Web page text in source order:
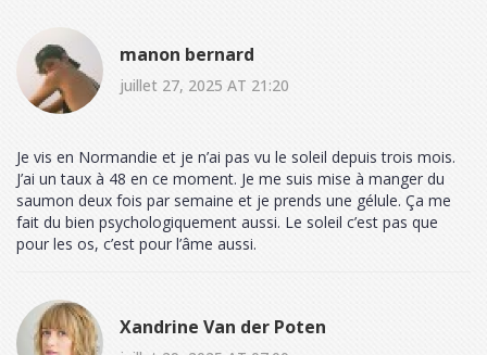
manon bernard
juillet 27, 2025 AT 21:20
Je vis en Normandie et je n’ai pas vu le soleil depuis trois mois.
J’ai un taux à 48 en ce moment. Je me suis mise à manger du
saumon deux fois par semaine et je prends une gélule. Ça me
fait du bien psychologiquement aussi. Le soleil c’est pas que
pour les os, c’est pour l’âme aussi.
Xandrine Van der Poten